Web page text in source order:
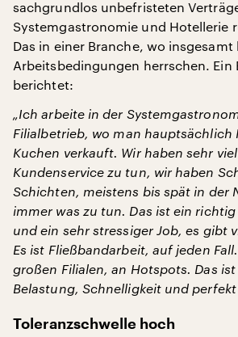
sachgrundlos unbefristeten
Systemgastronomie und Hotellerie
Das in einer Branche, wo insgesamt
Arbeitsbedingungen herrschen. Ein
berichtet:
„Ich arbeite in der
Filialbetrieb, wo man hauptsächlich
Kuchen verkauft. Wir haben sehr
Kundenservice zu tun, wir haben
Schichten, meistens bis spät in der
immer was zu tun. Das ist ein
und ein sehr stressiger Job, es gibt
Es ist Fließbandarbeit, auf jeden
großen Filialen, an Hotspots. Das
Belastung, Schnelligkeit und perfekt
Toleranzschwelle hoch